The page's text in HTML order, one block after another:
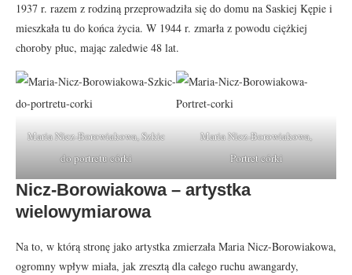
1937 r. razem z rodziną przeprowadziła się do domu na Saskiej Kępie i
mieszkała tu do końca życia. W 1944 r. zmarła z powodu ciężkiej
choroby płuc, mając zaledwie 48 lat.
Maria Nicz-Borowiakowa, Szkic
do portretu córki
Maria Nicz-Borowiakowa,
Portret córki
Nicz-Borowiakowa – artystka
wielowymiarowa
Na to, w którą stronę jako artystka zmierzała Maria Nicz-Borowiakowa,
ogromny wpływ miała, jak zresztą dla całego ruchu awangardy,